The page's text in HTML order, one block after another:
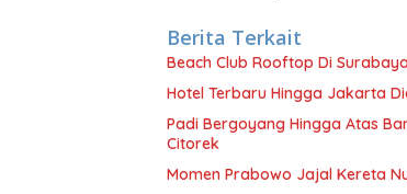
Berita Terkait
Beach Club Rooftop Di
Hotel Terbaru Hingga Jakarta
Padi Bergoyang Hingga Atas
Citorek
Momen Prabowo Jajal Kereta